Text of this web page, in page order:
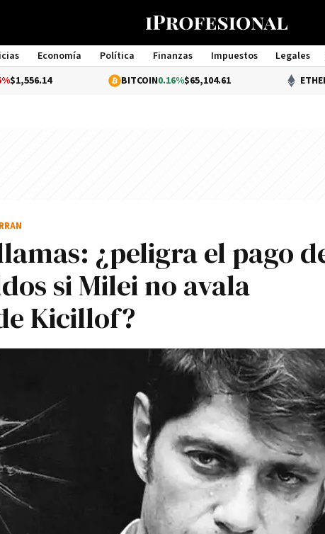
Economía Política Finanzas Impuestos Legales
Management
BITCOIN0.16%$65,104.61 ETHEREUM
¿peligra el pago
si Milei no avala
Kicillof?